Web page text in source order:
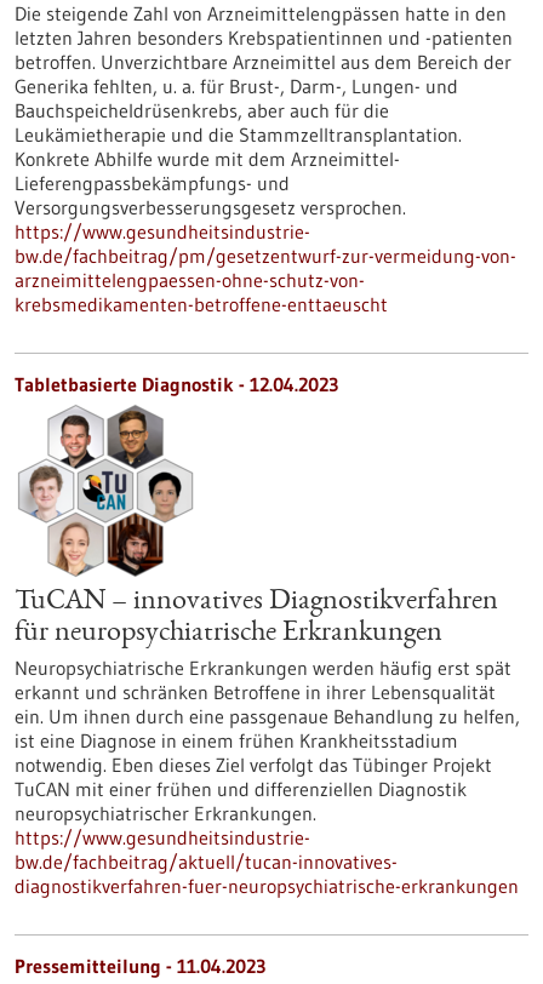
Die steigende Zahl von Arzneimittelengpässen hatte in den
letzten Jahren besonders Krebspatientinnen und -patienten
betroffen. Unverzichtbare Arzneimittel aus dem Bereich der
Generika fehlten, u. a. für Brust-, Darm-, Lungen- und
Bauchspeicheldrüsenkrebs, aber auch für die
Leukämietherapie und die Stammzelltransplantation.
Konkrete Abhilfe wurde mit dem Arzneimittel-
Lieferengpassbekämpfungs- und
Versorgungsverbesserungsgesetz versprochen.
https://www.gesundheitsindustrie-
bw.de/fachbeitrag/pm/gesetzentwurf-zur-vermeidung-von-
arzneimittelengpaessen-ohne-schutz-von-
krebsmedikamenten-betroffene-enttaeuscht
Tabletbasierte Diagnostik - 12.04.2023
TuCAN – innovatives Diagnostikverfahren
für neuropsychiatrische Erkrankungen
Neuropsychiatrische Erkrankungen werden häufig erst spät
erkannt und schränken Betroffene in ihrer Lebensqualität
ein. Um ihnen durch eine passgenaue Behandlung zu helfen,
ist eine Diagnose in einem frühen Krankheitsstadium
notwendig. Eben dieses Ziel verfolgt das Tübinger Projekt
TuCAN mit einer frühen und differenziellen Diagnostik
neuropsychiatrischer Erkrankungen.
https://www.gesundheitsindustrie-
bw.de/fachbeitrag/aktuell/tucan-innovatives-
diagnostikverfahren-fuer-neuropsychiatrische-erkrankungen
Pressemitteilung - 11.04.2023